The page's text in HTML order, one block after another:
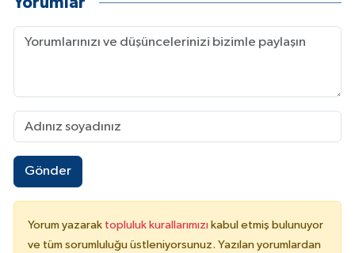
Gönder
Yorum yazarak topluluk kurallarımızı kabul etmiş bulunuyor
ve tüm sorumluluğu üstleniyorsunuz. Yazılan yorumlardan